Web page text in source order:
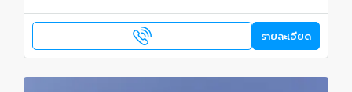
รายละเอียด